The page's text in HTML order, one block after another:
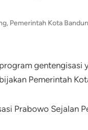
, Pemerintah Kota
gentengisasi
Pemerintah